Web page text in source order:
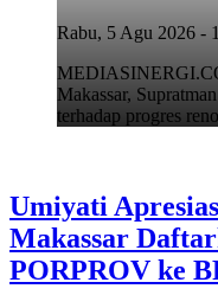
Rabu, 5 Agu 2026 -
Makassar,
terhadap progres
Umiyati
Makassar
PORPROV ke